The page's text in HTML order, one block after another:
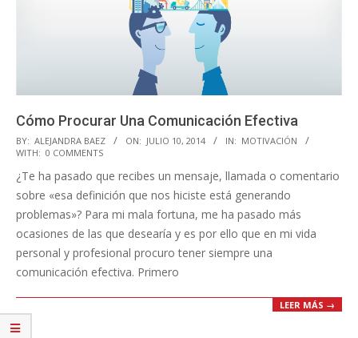
Cómo Procurar Una Comunicación Efectiva
2014-
07-
10
BY: ALEJANDRA BAEZ ON: JULIO 10, 2014 IN: MOTIVACIÓN
WITH: 0 COMMENTS
¿Te ha pasado que recibes un mensaje, llamada o comentario
sobre «esa definición que nos hiciste está generando
problemas»? Para mi mala fortuna, me ha pasado más
ocasiones de las que desearía y es por ello que en mi vida
personal y profesional procuro tener siempre una
comunicación efectiva. Primero
LEER MÁS →